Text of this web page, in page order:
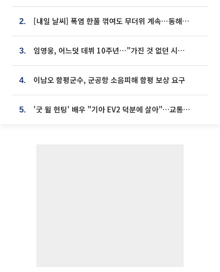
2. [내일 날씨] 폭염 한풀 꺾여도 무더위 계속⋯동해안 이틀 연속 비
3. 임영웅, 어느덧 데뷔 10주년⋯"가진 것 없던 시절, 내 앞엔 20명의 팬뿐"
4. 이남오 함평군수, 군공항 소음피해 함평 보상 요구
5. '굿 윌 헌팅' 배우 "기아 EV2 덕분에 살아"…교통사고 후 안전성 극찬